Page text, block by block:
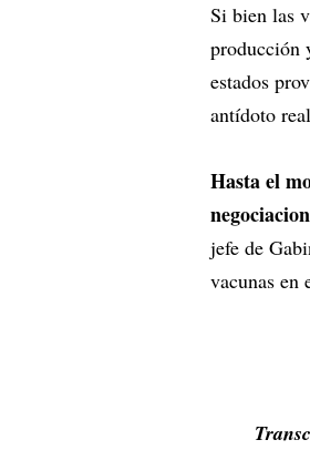
Si bien las
producción
estados
antídoto
Hasta el
jefe de
vacunas en